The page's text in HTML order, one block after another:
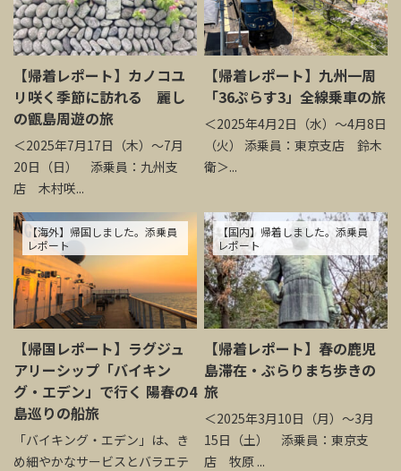
【帰着レポート】カノコユ
リ咲く季節に訪れる 麗し
の甑島周遊の旅
＜2025年7月17日（木）～7月
20日（日） 添乗員：九州支
店 木村咲...
【帰着レポート】九州一周
「36ぷらす3」全線乗車の旅
＜2025年4月2日（水）～4月8日
（火） 添乗員：東京支店 鈴木
衛＞...
【海外】帰国しました。添乗員
レポート
【帰国レポート】ラグジュ
アリーシップ「バイキン
グ・エデン」で行く 陽春の4
島巡りの船旅
「バイキング・エデン」は、き
め細やかなサービスとバラエテ
【国内】帰着しました。添乗員
レポート
【帰着レポート】春の鹿児
島滞在・ぶらりまち歩きの
旅
＜2025年3月10日（月）～3月
15日（土） 添乗員：東京支
店 牧原 ...